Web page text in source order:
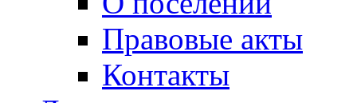
Правовые акты
Контакты